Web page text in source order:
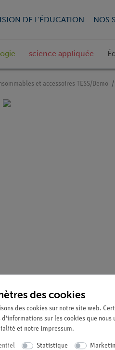
DE L'ÉDUCATION NOS
science appliquée
et accessoires TESS/Demo
pour la commande initiale et
des cookies
des cookies sur notre site web.
d'informations sur les cookies que
et notre Impressum.
Statistique